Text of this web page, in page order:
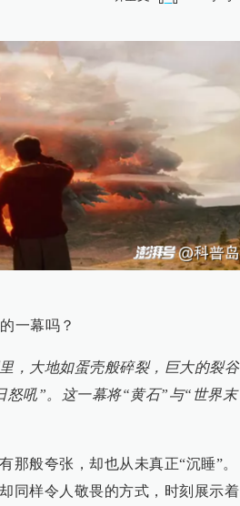
一幕吗？
，大地如蛋壳般碎裂，巨大的裂谷
怒吼”。这一幕将“黄石”与“世界末
那般夸张，却也从未真正“沉睡”。
同样令人敬畏的方式，时刻展示着